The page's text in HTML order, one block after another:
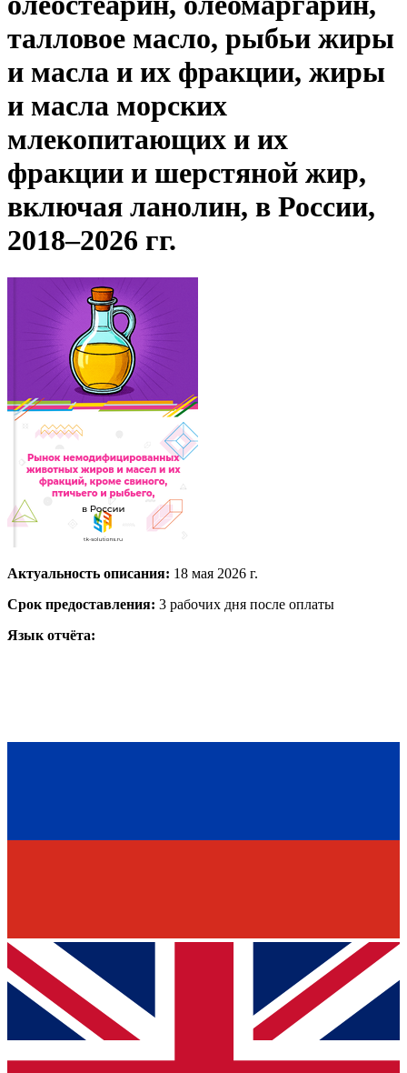
талловое масло, рыбьи жиры
и масла и их фракции, жиры
и масла морских
млекопитающих и их
фракции и шерстяной жир,
включая ланолин, в России,
2018–2026 гг.
Актуальность описания: 18 мая 2026 г.
Срок предоставления: 3 рабочих дня после оплаты
Язык отчёта: